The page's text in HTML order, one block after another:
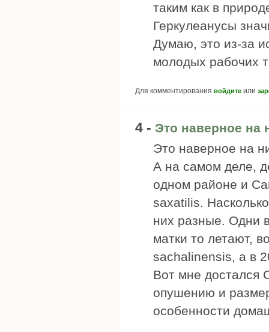
таким как в
Геркулеанусы
Думаю, это из-за
молодых рабочих
Для комментирования войдите или
4 - Это наверное на
Это наверное на
А на самом деле,
одном районе и
saxatilis.
них разные. Одни
матки то летают,
sachalinensis, а в
Вот мне достался
опушению и
особенности